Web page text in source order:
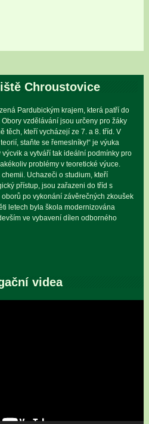
Chroustovice
Pardubickým krajem, která patří do
vzdělávání jsou určeny pro žáky
těch, kteří vycházejí ze 7. a 8. tříd. V
staňte se řemeslníky!“ je výuka
a vytváří tak ideální podmínky pro
problémy v teoretické výuce.
Uchazeči o studium, kteří
přístup, jsou zařazeni do tříd s
po vykonání závěrečných zkoušek
letech byla škola modernizována
ve vybavení dílen odborného
videa